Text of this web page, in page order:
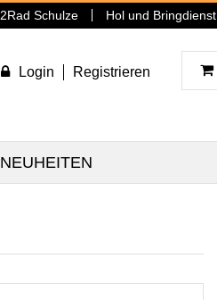
2Rad Schulze Hol und Bringdienst
Login Registrieren
NEUHEITEN